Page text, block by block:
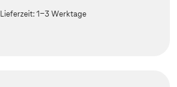
Lieferzeit:1-3 Werktage